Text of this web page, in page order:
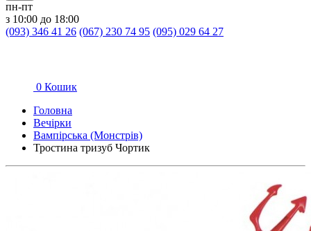
пн-пт
з 10:00 до 18:00
(093) 346 41 26 (067) 230 74 95 (095) 029 64 27
0 Кошик
Головна
Вечірки
Вампірська (Монстрів)
Тростина тризуб Чортик